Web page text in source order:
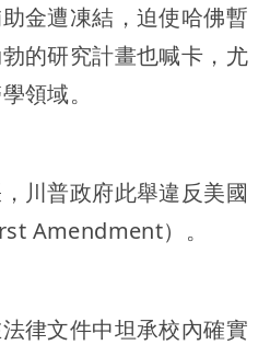
金遭凍結，迫使哈佛暫
的研究計畫也喊卡，尤
領域。
川普政府此舉違反美國
Amendment）。
律文件中坦承校內確實